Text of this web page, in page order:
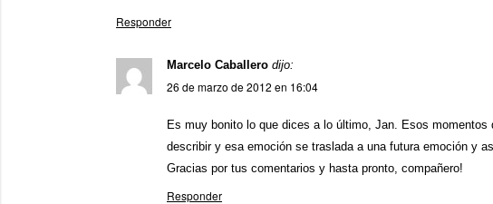
Responder
Marcelo Caballero dijo:
26 de marzo de 2012 en 16:04
Es muy bonito lo que dices a lo último, Jan. Esos
describir y esa emoción se traslada a una futura emoción y
Gracias por tus comentarios y hasta pronto, compañero!
Responder